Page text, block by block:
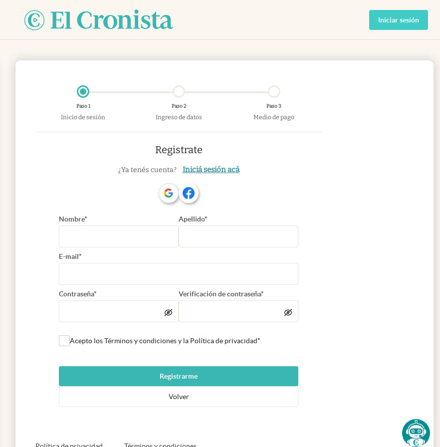
Iniciar sesión
Paso 1
Inicio de sesión
Paso 2
Ingreso de datos
Paso 3
Medio de pago
Registrate
¿Ya tenés cuenta? Iniciá sesión acá
Nombre* Apellido*
E-mail*
Contraseña* Verificación de contraseña*
Acepto los Términos y condiciones y la Política de privacidad*
Registrarme
Volver